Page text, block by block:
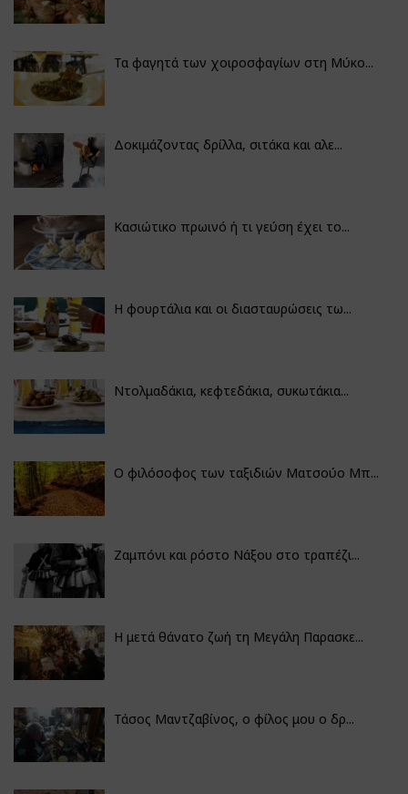
Τα φαγητά των χοιροσφαγίων στη Μύκο...
Δοκιμάζοντας δρίλλα, σιτάκα και αλε...
Κασιώτικο πρωινό ή τι γεύση έχει το...
Η φουρτάλια και οι διασταυρώσεις τω...
Ντολμαδάκια, κεφτεδάκια, συκωτάκια...
Ο φιλόσοφος των ταξιδιών Ματσούο Μπ...
Ζαμπόνι και ρόστο Νάξου στο τραπέζι...
Η μετά θάνατο ζωή τη Μεγάλη Παρασκε...
Τάσος Μαντζαβίνος, ο φίλος μου ο δρ...